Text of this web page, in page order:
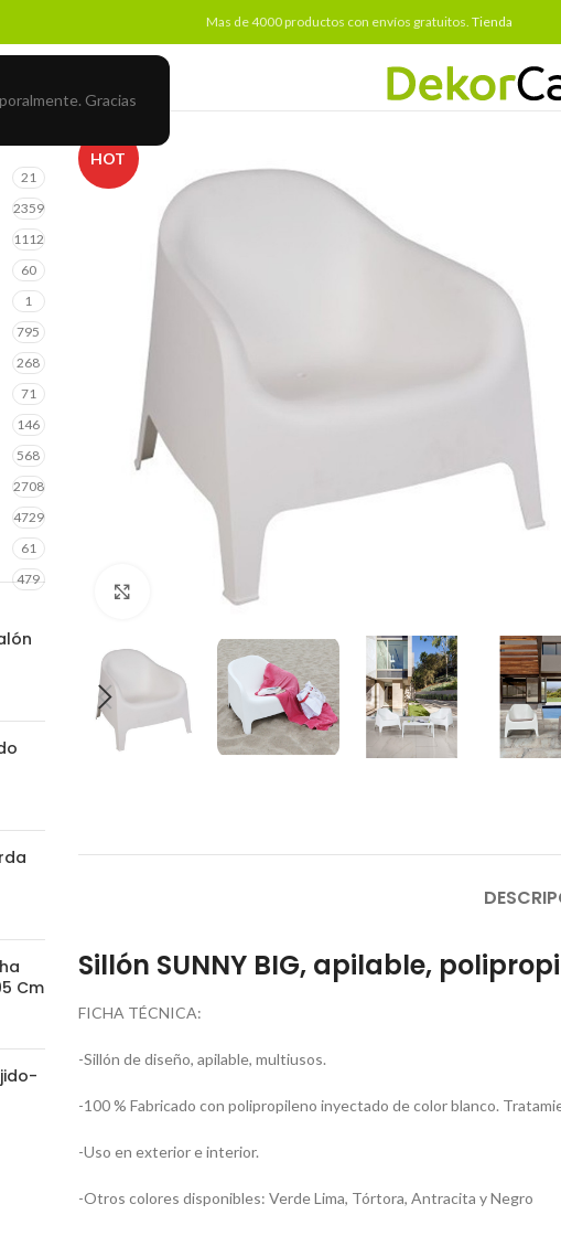
Gracias
Mas de 4000 productos con envíos gratuitos. Tienda
21
2359
1112
60
1
795
268
71
146
568
2708
4729
61
479
Cm
HOT
Click to enlarge
Sillón SUNNY BIG, apilable,
FICHA TÉCNICA:
-Sillón de diseño, apilable, multiusos.
-100 % Fabricado con polipropileno inyectado de color blanco.
-Uso en exterior e interior.
-Otros colores disponibles: Verde Lima, Tórtora, Antracita y Negro